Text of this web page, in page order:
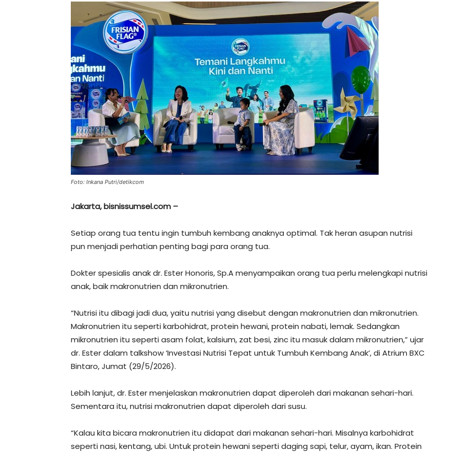
Foto: Inkana Putri/detikcom
Jakarta, bisnissumsel.com –
Setiap orang tua tentu ingin tumbuh kembang anaknya optimal. Tak heran asupan nutrisi
pun menjadi perhatian penting bagi para orang tua.
Dokter spesialis anak dr. Ester Honoris, Sp.A menyampaikan orang tua perlu melengkapi nutrisi
anak, baik makronutrien dan mikronutrien.
“Nutrisi itu dibagi jadi dua, yaitu nutrisi yang disebut dengan makronutrien dan mikronutrien.
Makronutrien itu seperti karbohidrat, protein hewani, protein nabati, lemak. Sedangkan
mikronutrien itu seperti asam folat, kalsium, zat besi, zinc itu masuk dalam mikronutrien,” ujar
dr. Ester dalam talkshow ‘Investasi Nutrisi Tepat untuk Tumbuh Kembang Anak’, di Atrium BXC
Bintaro, Jumat (29/5/2026).
Lebih lanjut, dr. Ester menjelaskan makronutrien dapat diperoleh dari makanan sehari-hari.
Sementara itu, nutrisi makronutrien dapat diperoleh dari susu.
“Kalau kita bicara makronutrien itu didapat dari makanan sehari-hari. Misalnya karbohidrat
seperti nasi, kentang, ubi. Untuk protein hewani seperti daging sapi, telur, ayam, ikan. Protein